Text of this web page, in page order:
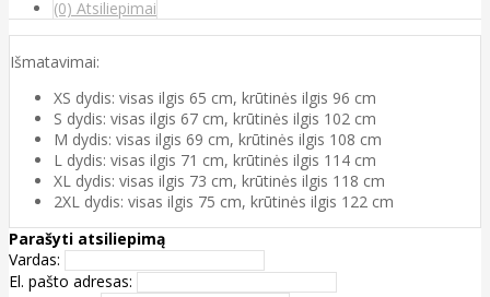
(0) Atsiliepimai
Išmatavimai:
XS dydis: visas ilgis 65 cm, krūtinės ilgis 96 cm
S dydis: visas ilgis 67 cm, krūtinės ilgis 102 cm
M dydis: visas ilgis 69 cm, krūtinės ilgis 108 cm
L dydis: visas ilgis 71 cm, krūtinės ilgis 114 cm
XL dydis: visas ilgis 73 cm, krūtinės ilgis 118 cm
2XL dydis: visas ilgis 75 cm, krūtinės ilgis 122 cm
Parašyti atsiliepimą
Vardas:
El. pašto adresas: